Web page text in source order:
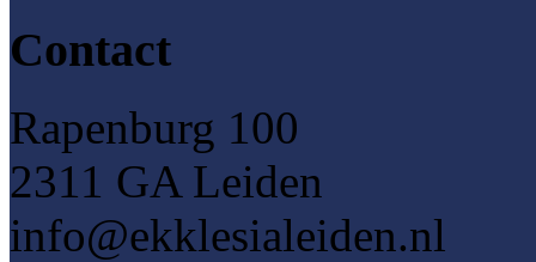
Contact
Rapenburg 100
2311 GA Leiden
info@ekklesialeiden.nl